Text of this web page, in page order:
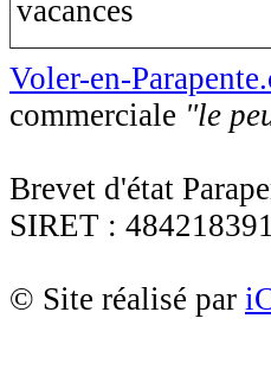
Voler-en-
commerciale "le
Brevet d'état
SIRET :
© Site réalisé par